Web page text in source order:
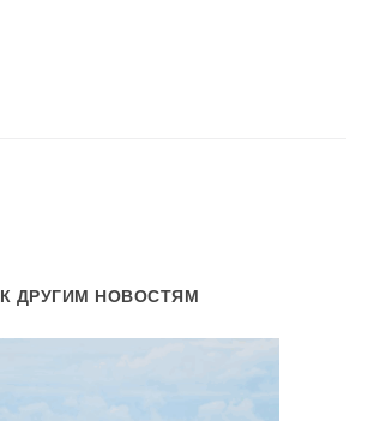
К ДРУГИМ НОВОСТЯМ